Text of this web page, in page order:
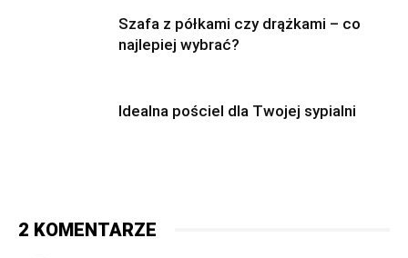
Szafa z półkami czy drążkami – co
najlepiej wybrać?
Idealna pościel dla Twojej sypialni
2 KOMENTARZE